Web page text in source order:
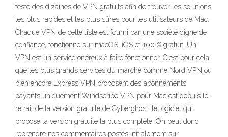
testé des dizaines de VPN gratuits afin de trouver les solutions
les plus rapides et les plus sûres pour les utilisateurs de Mac.
Chaque VPN de cette liste est fourni par une société digne de
confiance, fonctionne sur macOS, iOS et 100 % gratuit. Un
VPN est un service onéreux à faire fonctionner. C'est pour cela
que les plus grands services du marché comme Nord VPN ou
bien encore Express VPN proposent des abonnements
payants uniquement Windscribe VPN pour Mac est depuis le
retrait de la version gratuite de Cyberghost, le logiciel qui
propose la version gratuite la plus complète. On peut donc
reprendre nos commentaires postés initialement sur